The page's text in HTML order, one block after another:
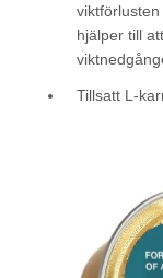
hjälper till
Tillsatt L-